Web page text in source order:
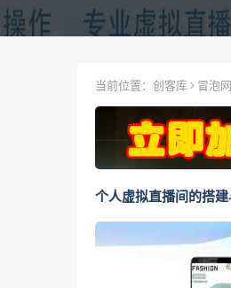
当前位置： 创客库 冒泡
个人虚拟直播间的搭